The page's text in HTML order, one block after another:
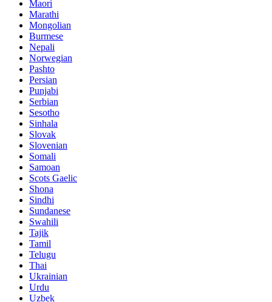
Maori
Marathi
Mongolian
Burmese
Nepali
Norwegian
Pashto
Persian
Punjabi
Serbian
Sesotho
Sinhala
Slovak
Slovenian
Somali
Samoan
Scots Gaelic
Shona
Sindhi
Sundanese
Swahili
Tajik
Tamil
Telugu
Thai
Ukrainian
Urdu
Uzbek